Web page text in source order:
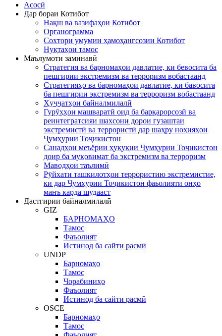
Асосӣ
Дар бораи Котибот
Нақш ва вазифаҳои Котибот
Органограмма
Сохтори умумии ҳамоҳангсозии Котибот
Нуқтаҳои тамос
Маълумоти заминавӣ
Стратегия ва барномаҳои давлатие, ки бевосита ба
пешгирии экстремизм ва терроризм вобастаанд
Стратегияҳо ва барномаҳои давлатие, ки бавосита
ба пешгирии экстремизм ва терроризм вобастаанд
Ҳуҷҷатҳои байналмилалӣ
Гурӯҳҳои машваратӣ оид ба барқарорсозӣ ва
реинтегратсияи шахсони дорои гузаштаи
экстремистӣ ва террористӣ дар шаҳру ноҳияҳои
Ҷумҳурии Тоҷикистон
Санадҳои меъёрии ҳуқуқии Ҷумҳурии Тоҷикистон
доир ба муқовимат ба экстремизм ва терроризм
Маводҳои таълимӣ
Рӯйхати ташкилотҳои террористию экстремистие,
ки дар Ҷумҳурии Тоҷикистон фаьолияти онҳо
манъ карда шудааст
Дастгирии байналмилалӣ
GIZ
БАРНОМАҲО
Тамос
Фаъолият
Истинод ба сайти расмӣ
UNDP
Барномаҳо
Тамос
Чорабиниҳо
Фаъолият
Истинод ба сайти расмӣ
OSCE
Барномаҳо
Тамос